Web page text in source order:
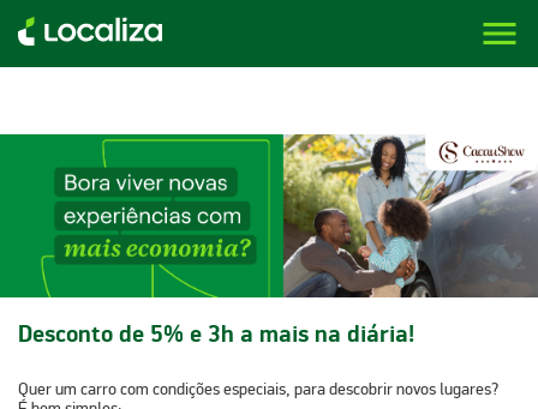
LOCALIZA ALUGUEL DE CARROS | LOCALIZA menu
Desconto de 5% e 3h a mais na diária!
Quer um carro com condições especiais, para descobrir novos lugares?